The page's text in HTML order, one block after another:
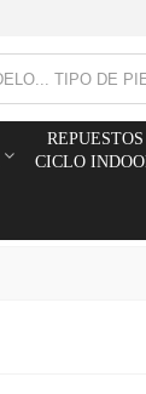
REPUESTOS
CICLO